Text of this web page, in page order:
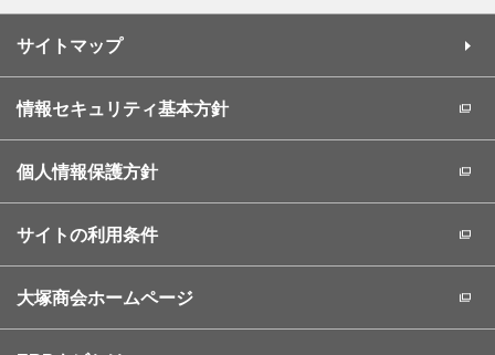
サイトマップ
情報セキュリティ基本方針
個人情報保護方針
サイトの利用条件
大塚商会ホームページ